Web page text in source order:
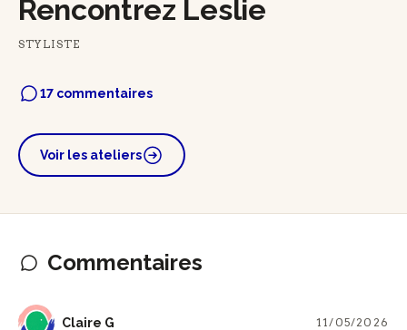
Rencontrez Leslie
STYLISTE
17 commentaires
Voir les ateliers
Commentaires
CG Claire G 11/05/2026